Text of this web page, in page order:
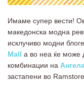
Имаме супер вести!
македонска модна
исклучиво модни
Mall а во неа ќе може
комбинации на
застапени во